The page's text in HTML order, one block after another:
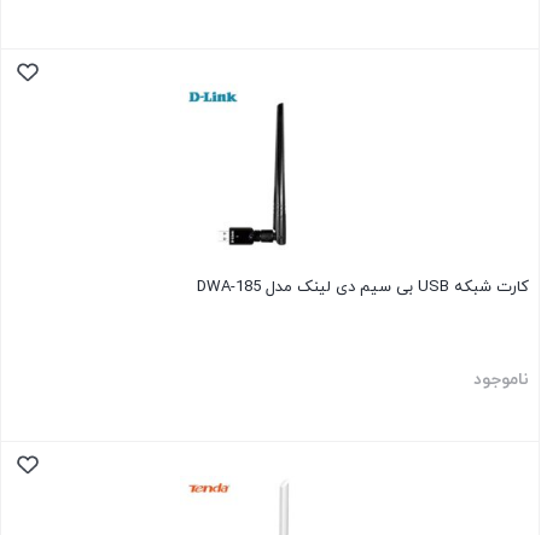
کارت شبکه USB بی سیم دی لینک مدل DWA-185
ناموجود